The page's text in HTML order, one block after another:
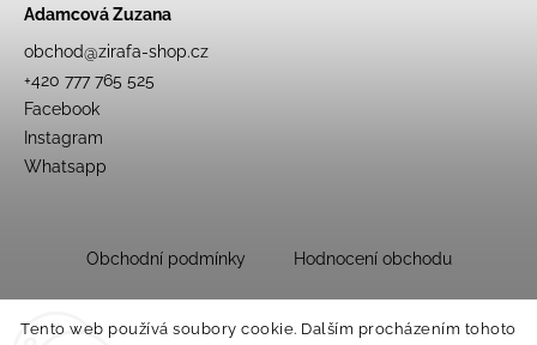
Tento web používá soubory cookie. Dalším procházením tohoto
Adamcová Zuzana
obchod@zirafa-shop.cz
+420 777 765 525
Facebook
Instagram
Whatsapp
Obchodní podmínky Hodnocení obchodu